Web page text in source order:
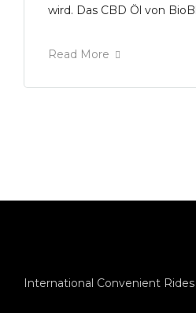
wird. Das CBD Öl von
Read More
International Convenient